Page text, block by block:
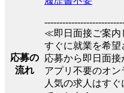
応募の
流れ
≪即日面接ご案
すぐに就業を希望
応募から即日面
アプリ不要のオン
人気の求人はす